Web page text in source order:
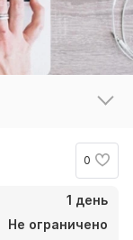
0
1 день
Не ограничено